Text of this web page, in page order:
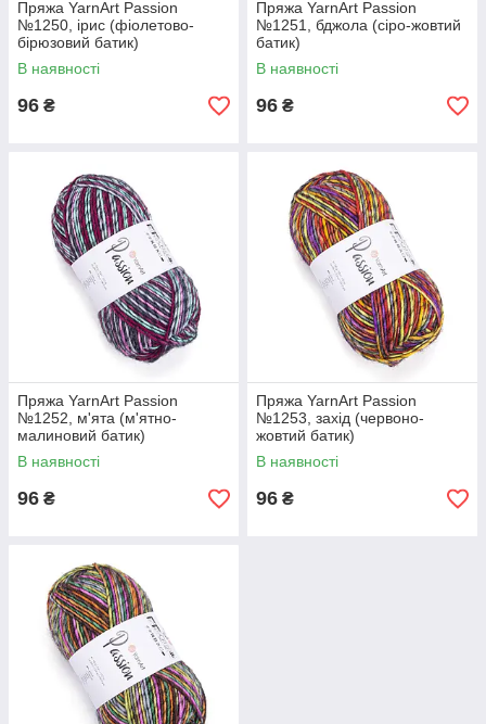
Пряжа YarnArt Passion
№1250, ірис (фіолетово-
бірюзовий батик)
В наявності
96 ₴
Пряжа YarnArt Passion
№1251, бджола (сіро-жовтий
батик)
В наявності
96 ₴
Пряжа YarnArt Passion
№1252, м'ята (м'ятно-
малиновий батик)
В наявності
96 ₴
Пряжа YarnArt Passion
№1253, захід (червоно-
жовтий батик)
В наявності
96 ₴